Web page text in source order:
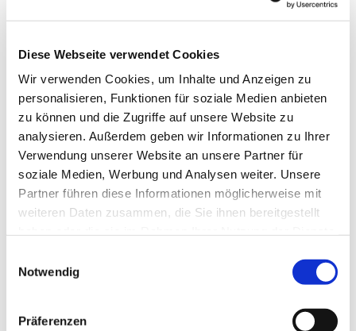
Diese Webseite verwendet Cookies
Wir verwenden Cookies, um Inhalte und Anzeigen zu
personalisieren, Funktionen für soziale Medien anbieten
zu können und die Zugriffe auf unsere Website zu
analysieren. Außerdem geben wir Informationen zu Ihrer
Verwendung unserer Website an unsere Partner für
soziale Medien, Werbung und Analysen weiter. Unsere
Partner führen diese Informationen möglicherweise mit
weiteren Daten zusammen, die Sie ihnen bereitgestellt
Notwendig
Präferenzen
Gemeindebrief